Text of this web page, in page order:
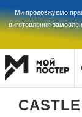
Ми продовжуємо
виготовлення